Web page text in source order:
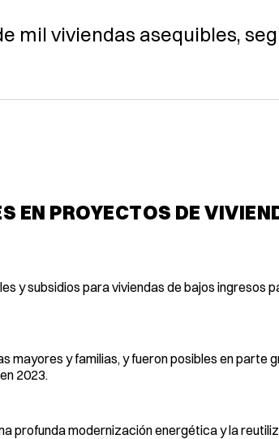
mil viviendas asequibles,
EN PROYECTOS DE
y subsidios para viviendas de bajos ingresos
y familias, y fueron posibles en parte
2023.
profunda modernización energética y la